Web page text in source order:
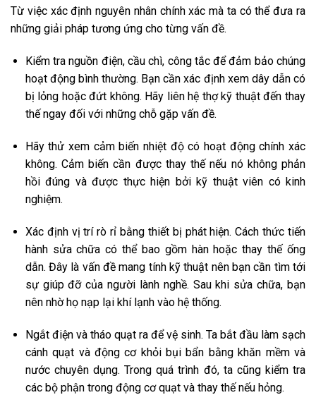
Từ việc xác định nguyên nhân chính xác mà ta có thể đưa ra
những giải pháp tương ứng cho từng vấn đề.
Kiểm tra nguồn điện, cầu chì, công tắc để đảm bảo chúng
hoạt động bình thường. Bạn cần xác định xem dây dẫn có
bị lỏng hoặc đứt không. Hãy liên hệ thợ kỹ thuật đến thay
thế ngay đối với những chỗ gặp vấn đề.
Hãy thử xem cảm biến nhiệt độ có hoạt động chính xác
không. Cảm biến cần được thay thế nếu nó không phản
hồi đúng và được thực hiện bởi kỹ thuật viên có kinh
nghiệm.
Xác định vị trí rò rỉ bằng thiết bị phát hiện. Cách thức tiến
hành sửa chữa có thể bao gồm hàn hoặc thay thế ống
dẫn. Đây là vấn đề mang tính kỹ thuật nên bạn cần tìm tới
sự giúp đỡ của người lành nghề. Sau khi sửa chữa, bạn
nên nhờ họ nạp lại khí lạnh vào hệ thống.
Ngắt điện và tháo quạt ra để vệ sinh. Ta bắt đầu làm sạch
cánh quạt và động cơ khỏi bụi bẩn bằng khăn mềm và
nước chuyên dụng. Trong quá trình đó, ta cũng kiểm tra
các bộ phận trong động cơ quạt và thay thế nếu hỏng.